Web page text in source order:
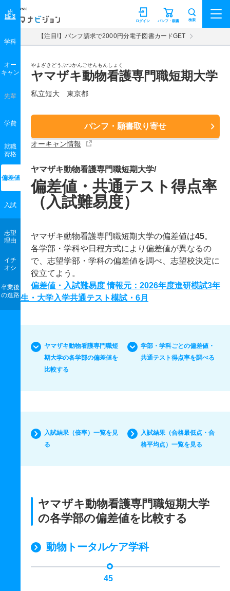
マナビジョン パンフ・願書
ログイン 検索
【注目!】パンフ請求で2000円分電子図書カードGET
やまざきどうぶつかんごせんもんしょく
ヤマザキ動物看護専門職短期大学
私立短大 東京都
パンフ・願書取り寄せ
オーキャン情報
学科
オー
キャン
先輩
学費
就職
資格
偏差値
入試
志望
理由
イチ
オシ
卒業後
の進路
ヤマザキ動物看護専門職短期大学/
偏差値・共通テスト得点率
（入試難易度）
ヤマザキ動物看護専門職短期大学の偏差値は45。
各学部・学科や日程方式により偏差値が異なるの
で、志望学部・学科の偏差値を調べ、志望校決定に
役立てよう。
偏差値・入試難易度 情報元：2026年度進研模試3年
生・大学入学共通テスト模試・6月
ヤマザキ動物看護専門職短
期大学の各学部の偏差値を
比較する
学部・学科ごとの偏差値・
共通テスト得点率を調べる
入試結果（倍率）一覧を見
る
入試結果（合格最低点・合
格平均点）一覧を見る
ヤマザキ動物看護専門職短期大学
の各学部の偏差値を比較する
動物トータルケア学科
45